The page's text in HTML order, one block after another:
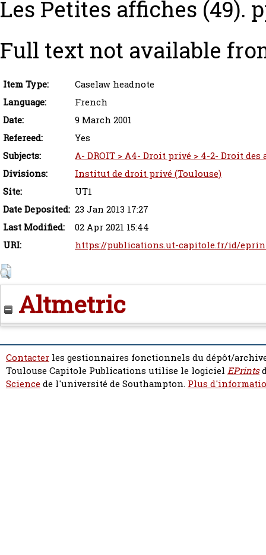
Les Petites affiches (49).
Full text not available
Item Type:
Caselaw headnote
Language:
French
Date:
9 March 2001
Refereed:
Yes
Subjects:
A- DROIT > A4- Droit privé > 4-2- Droit
Divisions:
Institut de droit privé (Toulouse)
Site:
UT1
Date Deposited: 23 Jan 2013 17:27
Last Modified:
02 Apr 2021 15:44
URI:
https://publications.ut-capitole.fr/id/
Altmetric
Contacter les gestionnaires fonctionnels du dépôt/
Toulouse Capitole Publications utilise le logiciel EPrints
Sciencede l'université de Southampton. Plus